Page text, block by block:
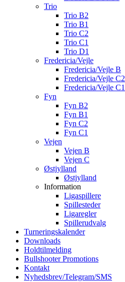
Trio
Trio B2
Trio B1
Trio C2
Trio C1
Trio D1
Fredericia/Vejle
Fredericia/Vejle B
Fredericia/Vejle C2
Fredericia/Vejle C1
Fyn
Fyn B2
Fyn B1
Fyn C2
Fyn C1
Vejen
Vejen B
Vejen C
Østjylland
Østjylland
Information
Ligaspillere
Spillesteder
Ligaregler
Spillerudvalg
Turneringskalender
Downloads
Holdtilmelding
Bullshooter Promotions
Kontakt
Nyhedsbrev/Telegram/SMS